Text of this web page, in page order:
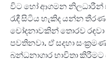
විට හෝ ආගමන නිලධාරීන්
රැඳී සිටිය හැකිද යන්න
චෝදනාවකින් තොරව රඳවා
පවතිනවා. ඒ සදහා
බන්ධනාගාර භාවිතා